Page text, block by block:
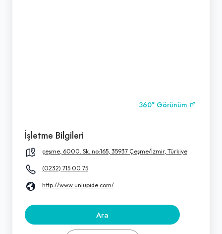
360° Görünüm
İşletme Bilgileri
çeşme, 6000. Sk. no:165, 35937 Çeşme/İzmir, Türkiye
(0232) 715 00 75
http://www.unlupide.com/
Ara